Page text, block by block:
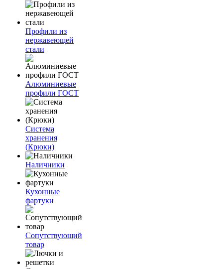
Профили из
нержавеющей
стали
Алюминиевые
профили ГОСТ
Система
хранения
(Крюки)
Наличники
Кухонные
фартуки
Сопутствующий
товар